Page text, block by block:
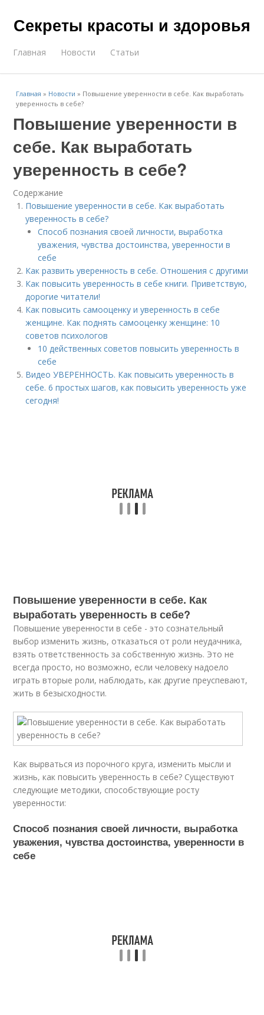
Секреты красоты и здоровья
Главная Новости Статьи
Главная » Новости » Повышение уверенности в себе. Как выработать
уверенность в себе?
Повышение уверенности в
себе. Как выработать
уверенность в себе?
Содержание
Повышение уверенности в себе. Как выработать
уверенность в себе?
Способ познания своей личности, выработка
уважения, чувства достоинства, уверенности в
себе
Как развить уверенность в себе. Отношения с другими
Как повысить уверенность в себе книги. Приветствую,
дорогие читатели!
Как повысить самооценку и уверенность в себе
женщине. Как поднять самооценку женщине: 10
советов психологов
10 действенных советов повысить уверенность в
себе
Видео УВЕРЕННОСТЬ. Как повысить уверенность в
себе. 6 простых шагов, как повысить уверенность уже
сегодня!
Повышение уверенности в себе. Как
выработать уверенность в себе?
Повышение уверенности в себе - это сознательный
выбор изменить жизнь, отказаться от роли неудачника,
взять ответственность за собственную жизнь. Это не
всегда просто, но возможно, если человеку надоело
играть вторые роли, наблюдать, как другие преуспевают,
жить в безысходности.
Как вырваться из порочного круга, изменить мысли и
жизнь, как повысить уверенность в себе? Существуют
следующие методики, способствующие росту
уверенности:
Способ познания своей личности, выработка
уважения, чувства достоинства, уверенности в
себе